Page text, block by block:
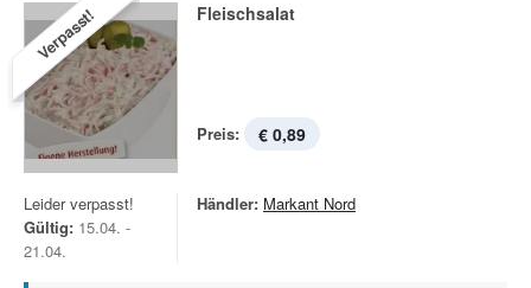
Verpasst! Fleischsalat
Preis: € 0,89
Leider verpasst!
Gültig: 15.04. -
21.04.
Händler: Markant Nord